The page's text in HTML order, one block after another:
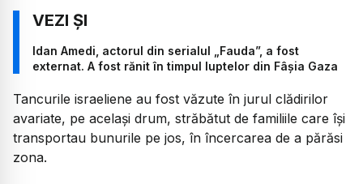
Idan Amedi, actorul din serialul „Fauda”, a fost
externat. A fost rănit în timpul luptelor din Fâșia Gaza
Tancurile israeliene au fost văzute în jurul clădirilor
avariate, pe același drum, străbătut de familiile care își
transportau bunurile pe jos, în încercarea de a părăsi
zona.